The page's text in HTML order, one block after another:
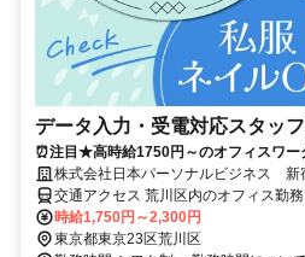
データ入力・受電対応スタッ
⏰️注目★高時給1750円～のオフィスワー
ライフバランス◎未経験OK！20代・30代
株式会社日本パーソナルビジネス 新
交通アクセス 荒川区内のオフィス勤
1分以内の駅チカ・地下直結や「最寄
い」などの希望も考慮！ ＜未経験の方も大歓迎！＞ ＜髪型・服装・
時給1,750円～2,300円
東京都東京23区荒川区